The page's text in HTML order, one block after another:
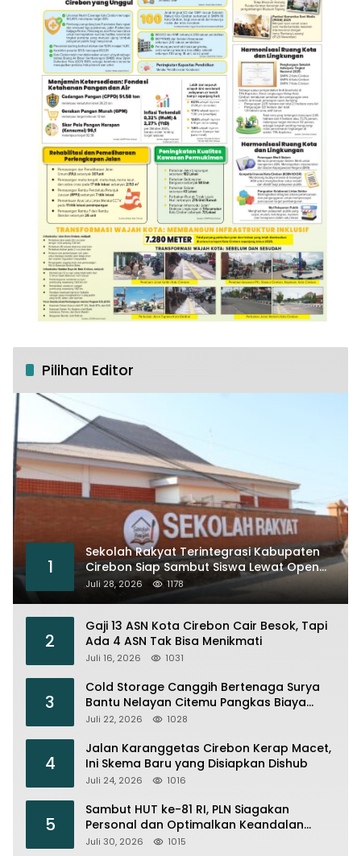
Pilihan Editor
1
Sekolah Rakyat Terintegrasi Kabupaten
Cirebon Siap Sambut Siswa Lewat Open
House dan MPLS
Juli 28, 2026 1178
2
Gaji 13 ASN Kota Cirebon Cair Besok, Tapi
Ada 4 ASN Tak Bisa Menikmati
Juli 16, 2026 1031
3
Cold Storage Canggih Bertenaga Surya
Bantu Nelayan Citemu Pangkas Biaya
Operasional
Juli 22, 2026 1028
4
Jalan Karanggetas Cirebon Kerap Macet,
Ini Skema Baru yang Disiapkan Dishub
Juli 24, 2026 1016
5
Sambut HUT ke-81 RI, PLN Siagakan
Personal dan Optimalkan Keandalan
Instalasi Transmisi
Juli 30, 2026 1015